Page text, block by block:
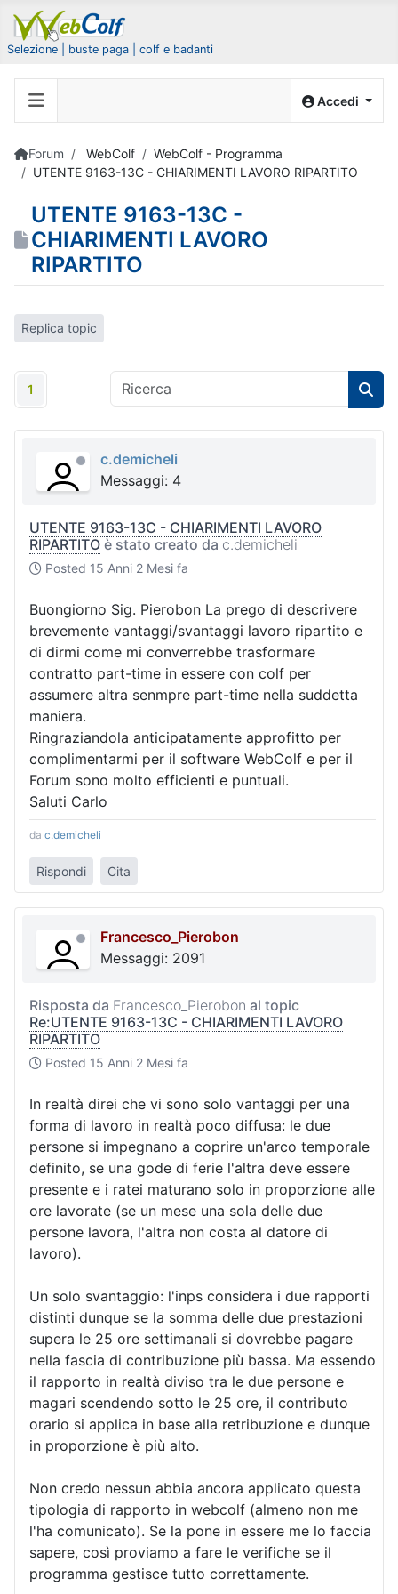
Selezione | buste paga | colf e badanti
Accedi
Forum WebColf
WebColf - Programma
UTENTE 9163-13C - CHIARIMENTI LAVORO RIPARTITO
UTENTE 9163-13C -
CHIARIMENTI LAVORO
RIPARTITO
Replica topic
1
c.demicheli
Messaggi: 4
UTENTE 9163-13C - CHIARIMENTI LAVORO
RIPARTITO è stato creato da c.demicheli
Posted 15 Anni 2 Mesi fa
Buongiorno Sig. Pierobon La prego di descrivere
brevemente vantaggi/svantaggi lavoro ripartito e
di dirmi come mi converrebbe trasformare
contratto part-time in essere con colf per
assumere altra senmpre part-time nella suddetta
maniera.
Ringraziandola anticipatamente approfitto per
complimentarmi per il software WebColf e per il
Forum sono molto efficienti e puntuali.
Saluti Carlo
da c.demicheli
Rispondi Cita
Francesco_Pierobon
Messaggi: 2091
Risposta da Francesco_Pierobon al topic
Re:UTENTE 9163-13C - CHIARIMENTI LAVORO
RIPARTITO
Posted 15 Anni 2 Mesi fa
In realtà direi che vi sono solo vantaggi per una
forma di lavoro in realtà poco diffusa: le due
persone si impegnano a coprire un'arco temporale
definito, se una gode di ferie l'altra deve essere
presente e i ratei maturano solo in proporzione alle
ore lavorate (se un mese una sola delle due
persone lavora, l'altra non costa al datore di
lavoro).
Un solo svantaggio: l'inps considera i due rapporti
distinti dunque se la somma delle due prestazioni
supera le 25 ore settimanali si dovrebbe pagare
nella fascia di contribuzione più bassa. Ma essendo
il rapporto in realtà diviso tra le due persone e
magari scendendo sotto le 25 ore, il contributo
orario si applica in base alla retribuzione e dunque
in proporzione è più alto.
Non credo nessun abbia ancora applicato questa
tipologia di rapporto in webcolf (almeno non me
l'ha comunicato). Se la pone in essere me lo faccia
sapere, così proviamo a fare le verifiche se il
programma gestisce tutto correttamente.